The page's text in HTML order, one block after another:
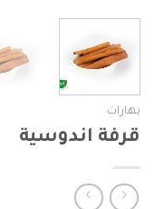
بهارات
قرفة اندوسية